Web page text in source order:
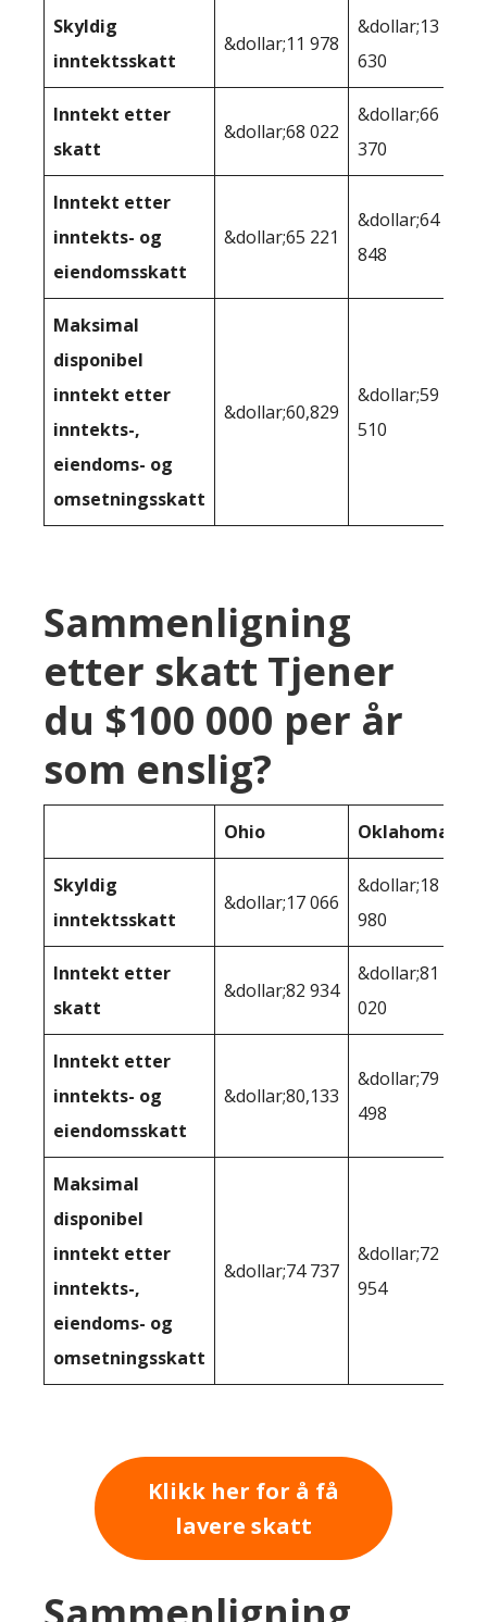
Skyldig
inntektsskatt
&dollar;11 978
&dollar;13
630
Inntekt etter
skatt
&dollar;68 022
&dollar;66
370
Inntekt etter
inntekts- og
eiendomsskatt
&dollar;65 221
&dollar;64
848
Maksimal
disponibel
inntekt etter
inntekts-,
eiendoms- og
omsetningsskatt
&dollar;60,829
&dollar;59
510
Sammenligning
etter skatt Tjener
du $100 000 per år
som enslig?
Ohio Oklahoma
Skyldig
inntektsskatt
&dollar;17 066
&dollar;18
980
Inntekt etter
skatt
&dollar;82 934
&dollar;81
020
Inntekt etter
inntekts- og
eiendomsskatt
&dollar;80,133
&dollar;79
498
Maksimal
disponibel
inntekt etter
inntekts-,
eiendoms- og
omsetningsskatt
&dollar;74 737
&dollar;72
954
Klikk her for å få
lavere skatt